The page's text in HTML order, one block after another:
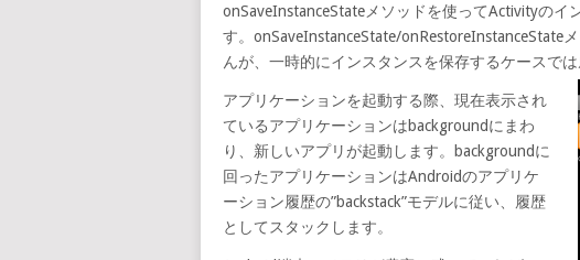
onSaveInstanceStateメソッドを使ってActivityのイ
す。onSaveInstanceState/onRestoreInstanceState
んが、一時的にインスタンスを保存するケースでは
アプリケーションを起動する際、現在表示され
ているアプリケーションはbackgroundにまわ
り、新しいアプリが起動します。backgroundに
回ったアプリケーションはAndroidのアプリケ
ーション履歴の”backstack”モデルに従い、履歴
としてスタックします。